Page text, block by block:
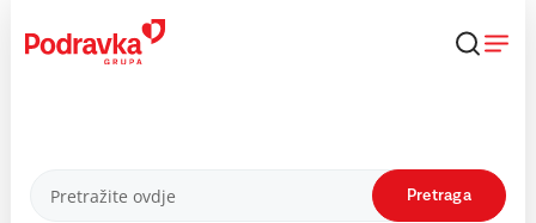
content
Proizvodi Pretraga